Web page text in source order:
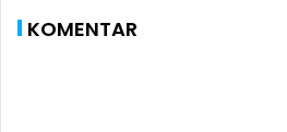
KOMENTAR